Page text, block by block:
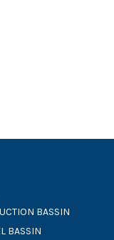
BASSIN
BASSIN